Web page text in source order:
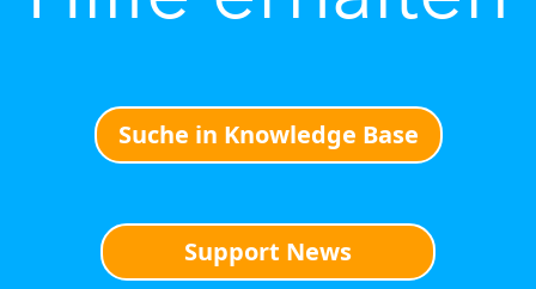
Suche in Knowledge Base
Support News